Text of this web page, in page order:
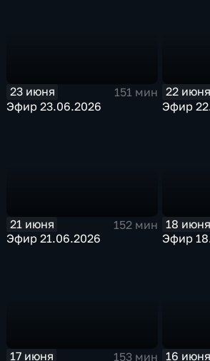
23 июня
151 мин
Эфир 23.06.2026
22 июня
Эфир
21 июня
152 мин
Эфир 21.06.2026
18 июня
Эфир
17 июня
153 мин
16 июня